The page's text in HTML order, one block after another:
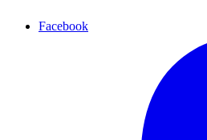
Facebook